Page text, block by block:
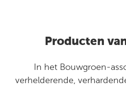
Producten
In het Bouwgroen-
verhelderende,